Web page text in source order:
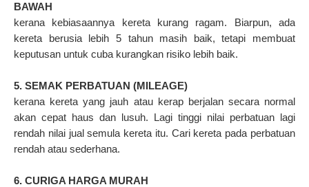
BAWAH
kerana kebiasaannya kereta kurang ragam. Biarpun, ada
kereta berusia lebih 5 tahun masih baik, tetapi membuat
keputusan untuk cuba kurangkan risiko lebih baik.
5. SEMAK PERBATUAN (MILEAGE)
kerana kereta yang jauh atau kerap berjalan secara normal
akan cepat haus dan lusuh. Lagi tinggi nilai perbatuan lagi
rendah nilai jual semula kereta itu. Cari kereta pada perbatuan
rendah atau sederhana.
6. CURIGA HARGA MURAH